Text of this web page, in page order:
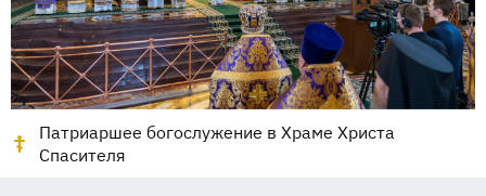
Патриаршее богослужение в Храме Христа
Спасителя